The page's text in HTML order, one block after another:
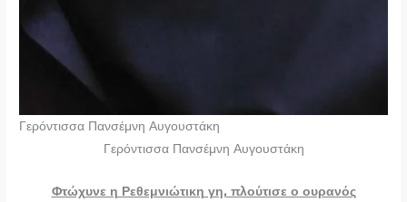
Γερόντισσα Πανσέμνη Αυγουστάκη
Γερόντισσα Πανσέμνη Αυγουστάκη
Φτώχυνε η Ρεθεμνιώτικη γη, πλούτισε ο ουρανός